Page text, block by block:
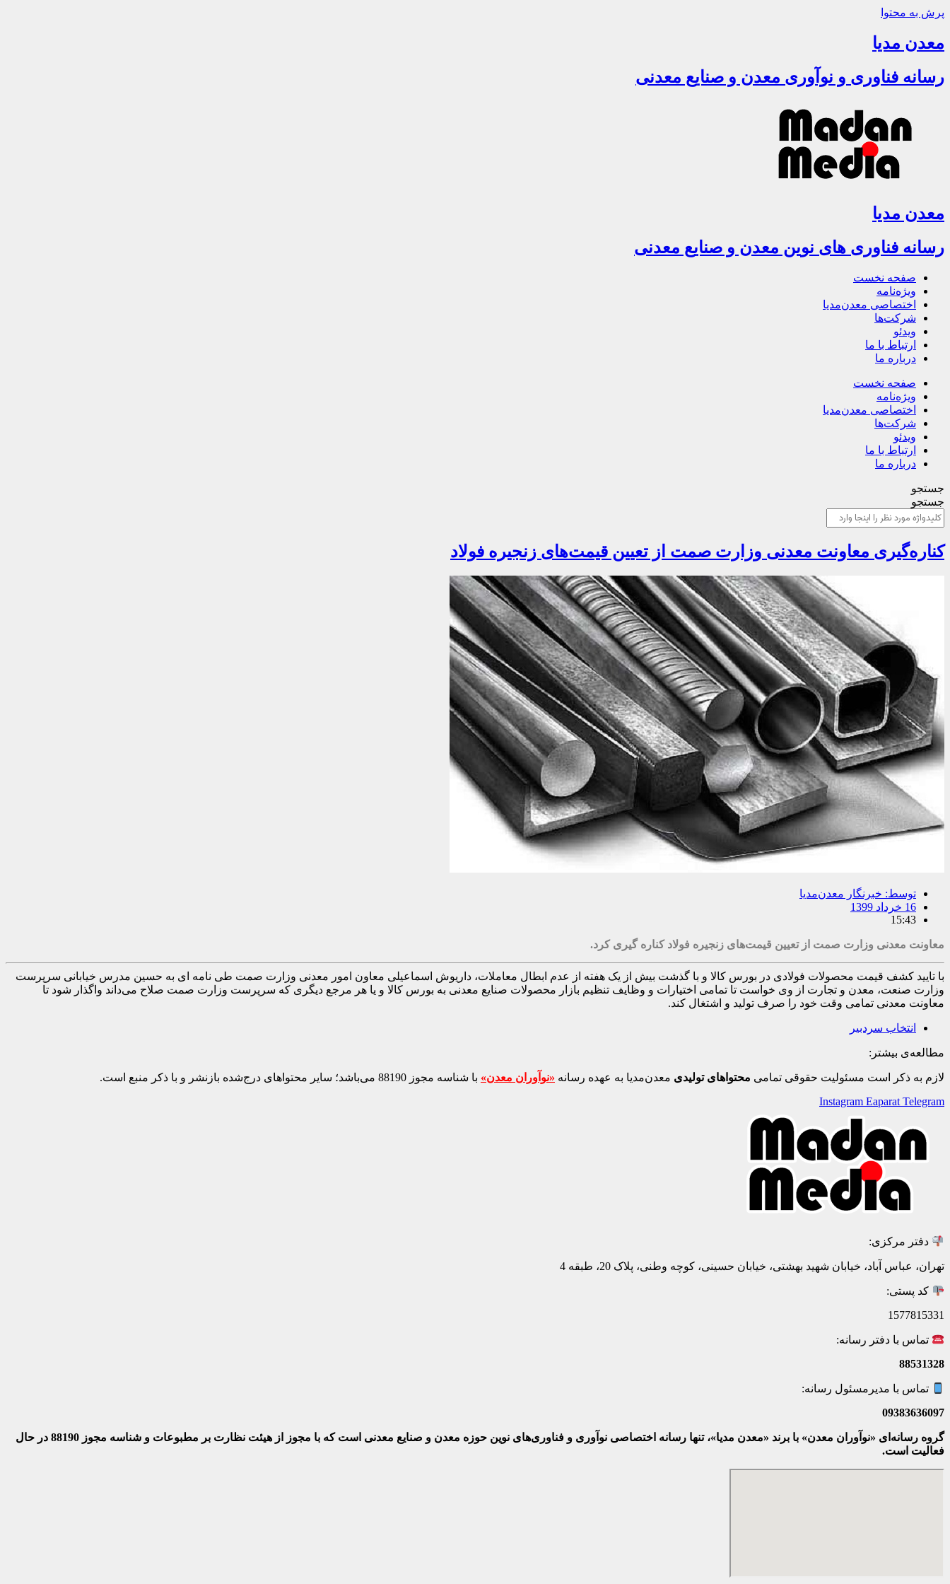
پرش به محتوا
معدن مدیا
رسانه فناوری و نوآوری معدن و صنایع معدنی
معدن مدیا
رسانه فناوری های نوین معدن و صنایع معدنی
صفحه نخست
ویژه‌نامه
اختصاصی معدن‌مدیا
شرکت‌ها
ویدئو
ارتباط با ما
درباره ما
صفحه نخست
ویژه‌نامه
اختصاصی معدن‌مدیا
شرکت‌ها
ویدئو
ارتباط با ما
درباره ما
جستجو
جستجو
کناره‌گیری معاونت معدنی وزارت صمت از تعیین قیمت‌های زنجیره فولاد
توسط: خبرنگار معدن‌مدیا
16 خرداد 1399
15:43
معاونت معدنی وزارت صمت از تعیین قیمت‌های زنجیره فولاد کناره گیری کرد.
با تایید کشف قیمت محصولات فولادی در بورس کالا و با گذشت بیش از یک هفته از عدم ابطال معاملات، داریوش اسماعیلی معاون امور معدنی وزارت صمت طی نامه ای به حسین مدرس خیابانی سرپرست
وزارت صنعت، معدن و تجارت از وی خواست تا تمامی اختیارات و وظایف تنظیم بازار محصولات صنایع معدنی به بورس کالا و یا هر مرجع دیگری که سرپرست وزارت صمت صلاح می‌داند واگذار شود تا
معاونت معدنی تمامی وقت خود را صرف تولید و اشتغال کند.
انتخاب سردبیر
مطالعه‌ی بیشتر:
لازم به ذکر است مسئولیت حقوقی تمامی محتواهای تولیدی معدن‌مدیا به عهده رسانه «نوآوران معدن» با شناسه مجوز 88190 می‌باشد؛ سایر محتواهای درج‌شده بازنشر و با ذکر منبع است.
Instagram Eaparat Telegram
دفتر مرکزی:
تهران، عباس آباد، خیابان شهید بهشتی، خیابان حسینی، کوچه وطنی، پلاک 20، طبقه 4
کد پستی:
1577815331
تماس با دفتر رسانه:
88531328
تماس با مدیرمسئول رسانه:
09383636097
گروه رسانه‌ای «نوآوران معدن» با برند «معدن مدیا»، تنها رسانه اختصاصی نوآوری و فناوری‌های نوین حوزه معدن و صنایع معدنی‌ است که با مجوز از هیئت نظارت بر مطبوعات
و شناسه مجوز 88190 در حال
فعالیت است.